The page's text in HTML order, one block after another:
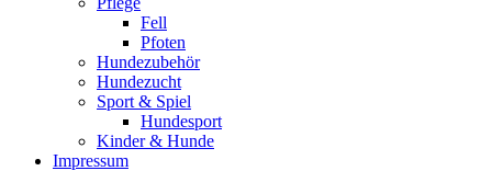
Fell
Pfoten
Hundezubehör
Hundezucht
Sport & Spiel
Hundesport
Kinder & Hunde
Impressum